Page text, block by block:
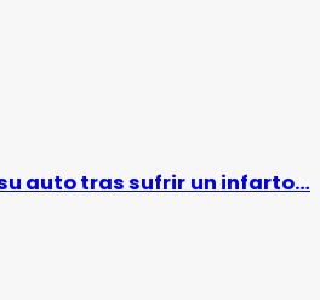
auto tras sufrir un infarto…